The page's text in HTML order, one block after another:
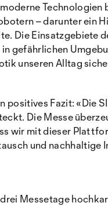
– darunter ein
Die Einsatzgebiete
gefährlichen
unseren Alltag
positives Fazit: «Die
Die Messe
wir mit dieser
und
Messetage